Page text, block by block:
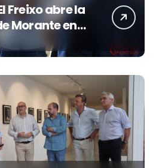
Freixo abre la
Morante en